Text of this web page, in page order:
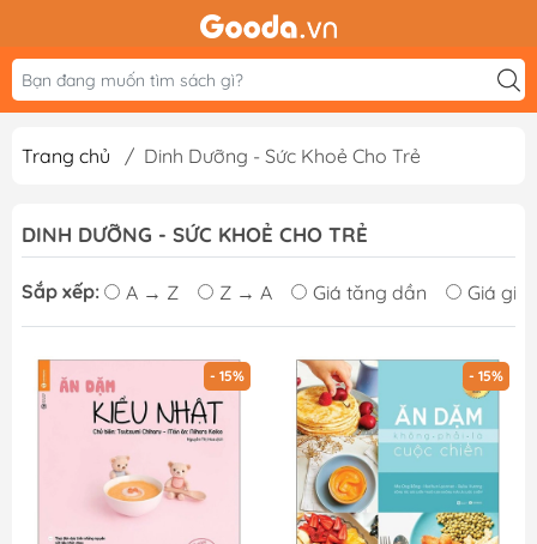
Trang chủ / Dinh Dưỡng - Sức Khoẻ Cho Trẻ
DINH DƯỠNG - SỨC KHOẺ CHO TRẺ
Sắp xếp: A → Z Z → A Giá tăng dần Giá
- 15% - 15%